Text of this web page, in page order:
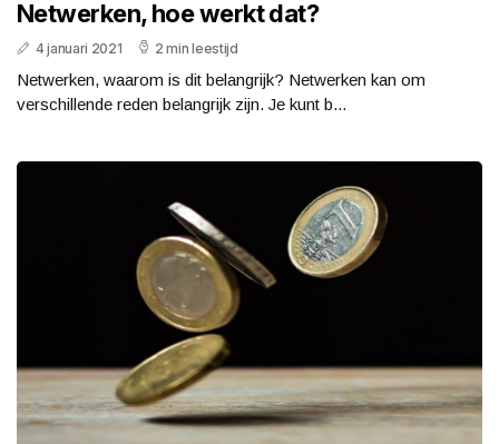
Netwerken, hoe werkt dat?
4 januari 2021 2 min leestijd
Netwerken, waarom is dit belangrijk? Netwerken kan om
verschillende reden belangrijk zijn. Je kunt b...